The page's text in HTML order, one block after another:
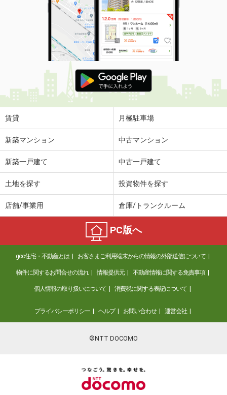
賃貸 月極駐車場
新築マンション 中古マンション
新築一戸建て 中古一戸建て
土地を探す 投資物件を探す
店舗/事業用 倉庫/トランクルーム
PC版へ
goo住宅・不動産とは お客さまご利用端末からの情報の外部送信について
物件に関するお問合せの流れ 情報提供元 不動産情報に関する免責事項
個人情報の取り扱いについて 消費税に関する表記について
プライバシーポリシー ヘルプ お問い合わせ 運営会社
©NTT DOCOMO